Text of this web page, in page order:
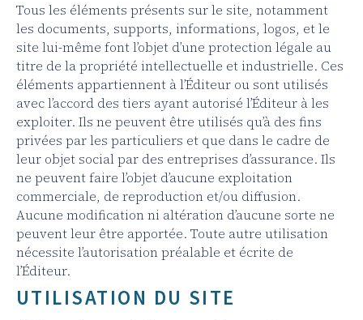
Tous les éléments présents sur le site, notamment
les documents, supports, informations, logos, et le
site lui-même font l’objet d’une protection légale au
titre de la propriété intellectuelle et industrielle. Ces
éléments appartiennent à l’Éditeur ou sont utilisés
avec l’accord des tiers ayant autorisé l’Éditeur à les
exploiter. Ils ne peuvent être utilisés qu’à des fins
privées par les particuliers et que dans le cadre de
leur objet social par des entreprises d’assurance. Ils
ne peuvent faire l’objet d’aucune exploitation
commerciale, de reproduction et/ou diffusion.
Aucune modification ni altération d’aucune sorte ne
peuvent leur être apportée. Toute autre utilisation
nécessite l’autorisation préalable et écrite de
l’Éditeur.
UTILISATION DU SITE